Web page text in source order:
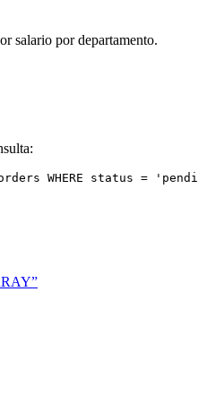
salario por departamento.
WHERE status = '